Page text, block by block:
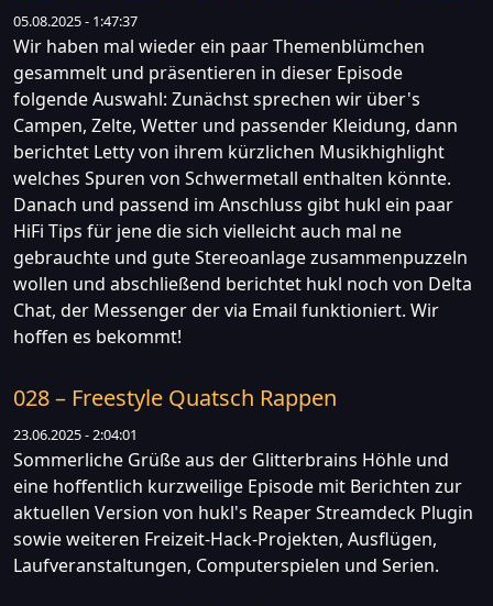
05.08.2025 - 1:47:37
Wir haben mal wieder ein paar Themenblümchen
gesammelt und präsentieren in dieser Episode
folgende Auswahl: Zunächst sprechen wir über's
Campen, Zelte, Wetter und passender Kleidung, dann
berichtet Letty von ihrem kürzlichen Musikhighlight
welches Spuren von Schwermetall enthalten könnte.
Danach und passend im Anschluss gibt hukl ein paar
HiFi Tips für jene die sich vielleicht auch mal ne
gebrauchte und gute Stereoanlage zusammenpuzzeln
wollen und abschließend berichtet hukl noch von Delta
Chat, der Messenger der via Email funktioniert. Wir
hoffen es bekommt!
028 – Freestyle Quatsch Rappen
23.06.2025 - 2:04:01
Sommerliche Grüße aus der Glitterbrains Höhle und
eine hoffentlich kurzweilige Episode mit Berichten zur
aktuellen Version von hukl's Reaper Streamdeck Plugin
sowie weiteren Freizeit-Hack-Projekten, Ausflügen,
Laufveranstaltungen, Computerspielen und Serien.